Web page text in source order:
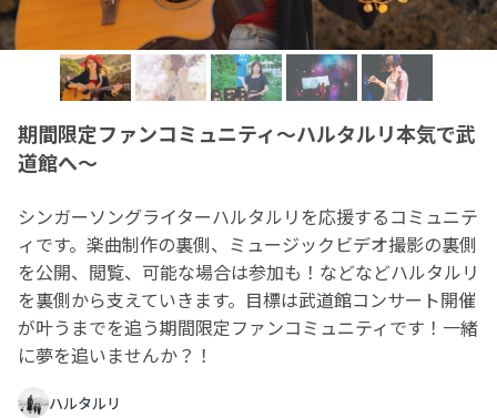
期間限定ファンコミュニティ〜ハルタルリ本気で武
道館へ〜
シンガーソングライターハルタルリを応援するコミュニテ
ィです。楽曲制作の裏側、ミュージックビデオ撮影の裏側
を公開、閲覧、可能な場合は参加も！などなどハルタルリ
を裏側から支えていきます。目標は武道館コンサート開催
が叶うまでを追う期間限定ファンコミュニティです！一緒
に夢を追いませんか？！
ハルタルリ